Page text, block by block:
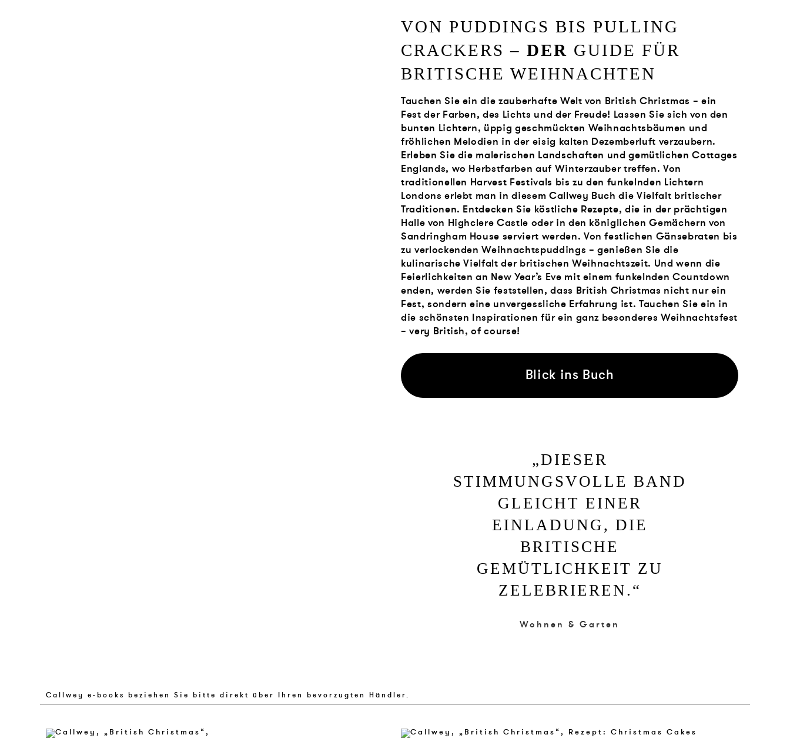
VON PUDDINGS BIS PULLING
CRACKERS –DER GUIDE FÜR
BRITISCHE WEIHNACHTEN
Tauchen Sie ein die zauberhafte Welt von British Christmas – ein
Fest der Farben, des Lichts und der Freude! Lassen Sie sich von den
bunten Lichtern, üppig geschmückten Weihnachtsbäumen und
fröhlichen Melodien in der eisig kalten Dezemberluft verzaubern.
Erleben Sie die malerischen Landschaften und gemütlichen Cottages
Englands, wo Herbstfarben auf Winterzauber treffen. Von
traditionellen Harvest Festivals bis zu den funkelnden Lichtern
Londons erlebt man in diesem Callwey Buch die Vielfalt britischer
Traditionen. Entdecken Sie köstliche Rezepte, die in der prächtigen
Halle von Highclere Castle oder in den königlichen Gemächern von
Sandringham House serviert werden. Von festlichen Gänsebraten bis
zu verlockenden Weihnachtspuddings – genießen Sie die
kulinarische Vielfalt der britischen Weihnachtszeit. Und wenn die
Feierlichkeiten an New Year’s Eve mit einem funkelnden Countdown
enden, werden Sie feststellen, dass British Christmas nicht nur ein
Fest, sondern eine unvergessliche Erfahrung ist. Tauchen Sie ein in
die schönsten Inspirationen für ein ganz besonderes Weihnachtsfest
– very British, of course!
Blick ins Buch
„DIESER
STIMMUNGSVOLLE BAND
GLEICHT EINER
EINLADUNG, DIE
BRITISCHE
GEMÜTLICHKEIT ZU
ZELEBRIEREN. “
Wohnen & Garten
Callwey e-books beziehen Sie bitte direkt über Ihren bevorzugten Händler.